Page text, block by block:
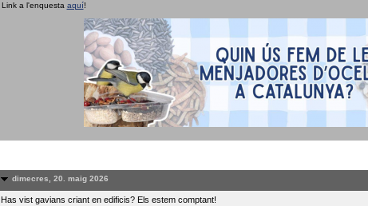
Link a l'enquesta aquí!
dimecres, 20. maig 2026
Has vist gavians criant en edificis? Els estem comptant!